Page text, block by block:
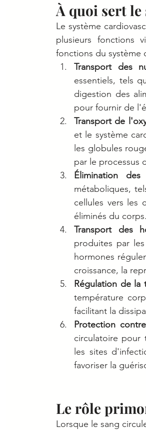
À quoi sert
Le système
plusieurs fonctions
fonctions du système
Transport des
essentiels, tels
digestion des
pour fournir de
Transport de
et le système
les globules
par le processus
Élimination des
métaboliques,
cellules vers les
éliminés du corps.
Transport des
produites par
hormones
croissance, la
Régulation de la
température
facilitant la
Protection
circulatoire pour
les sites
favoriser la
Le rôle
Lorsque le sang